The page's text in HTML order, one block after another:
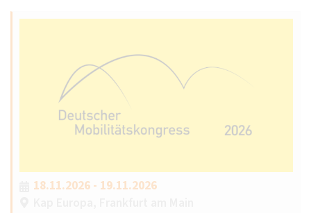
18.11.2026 - 19.11.2026